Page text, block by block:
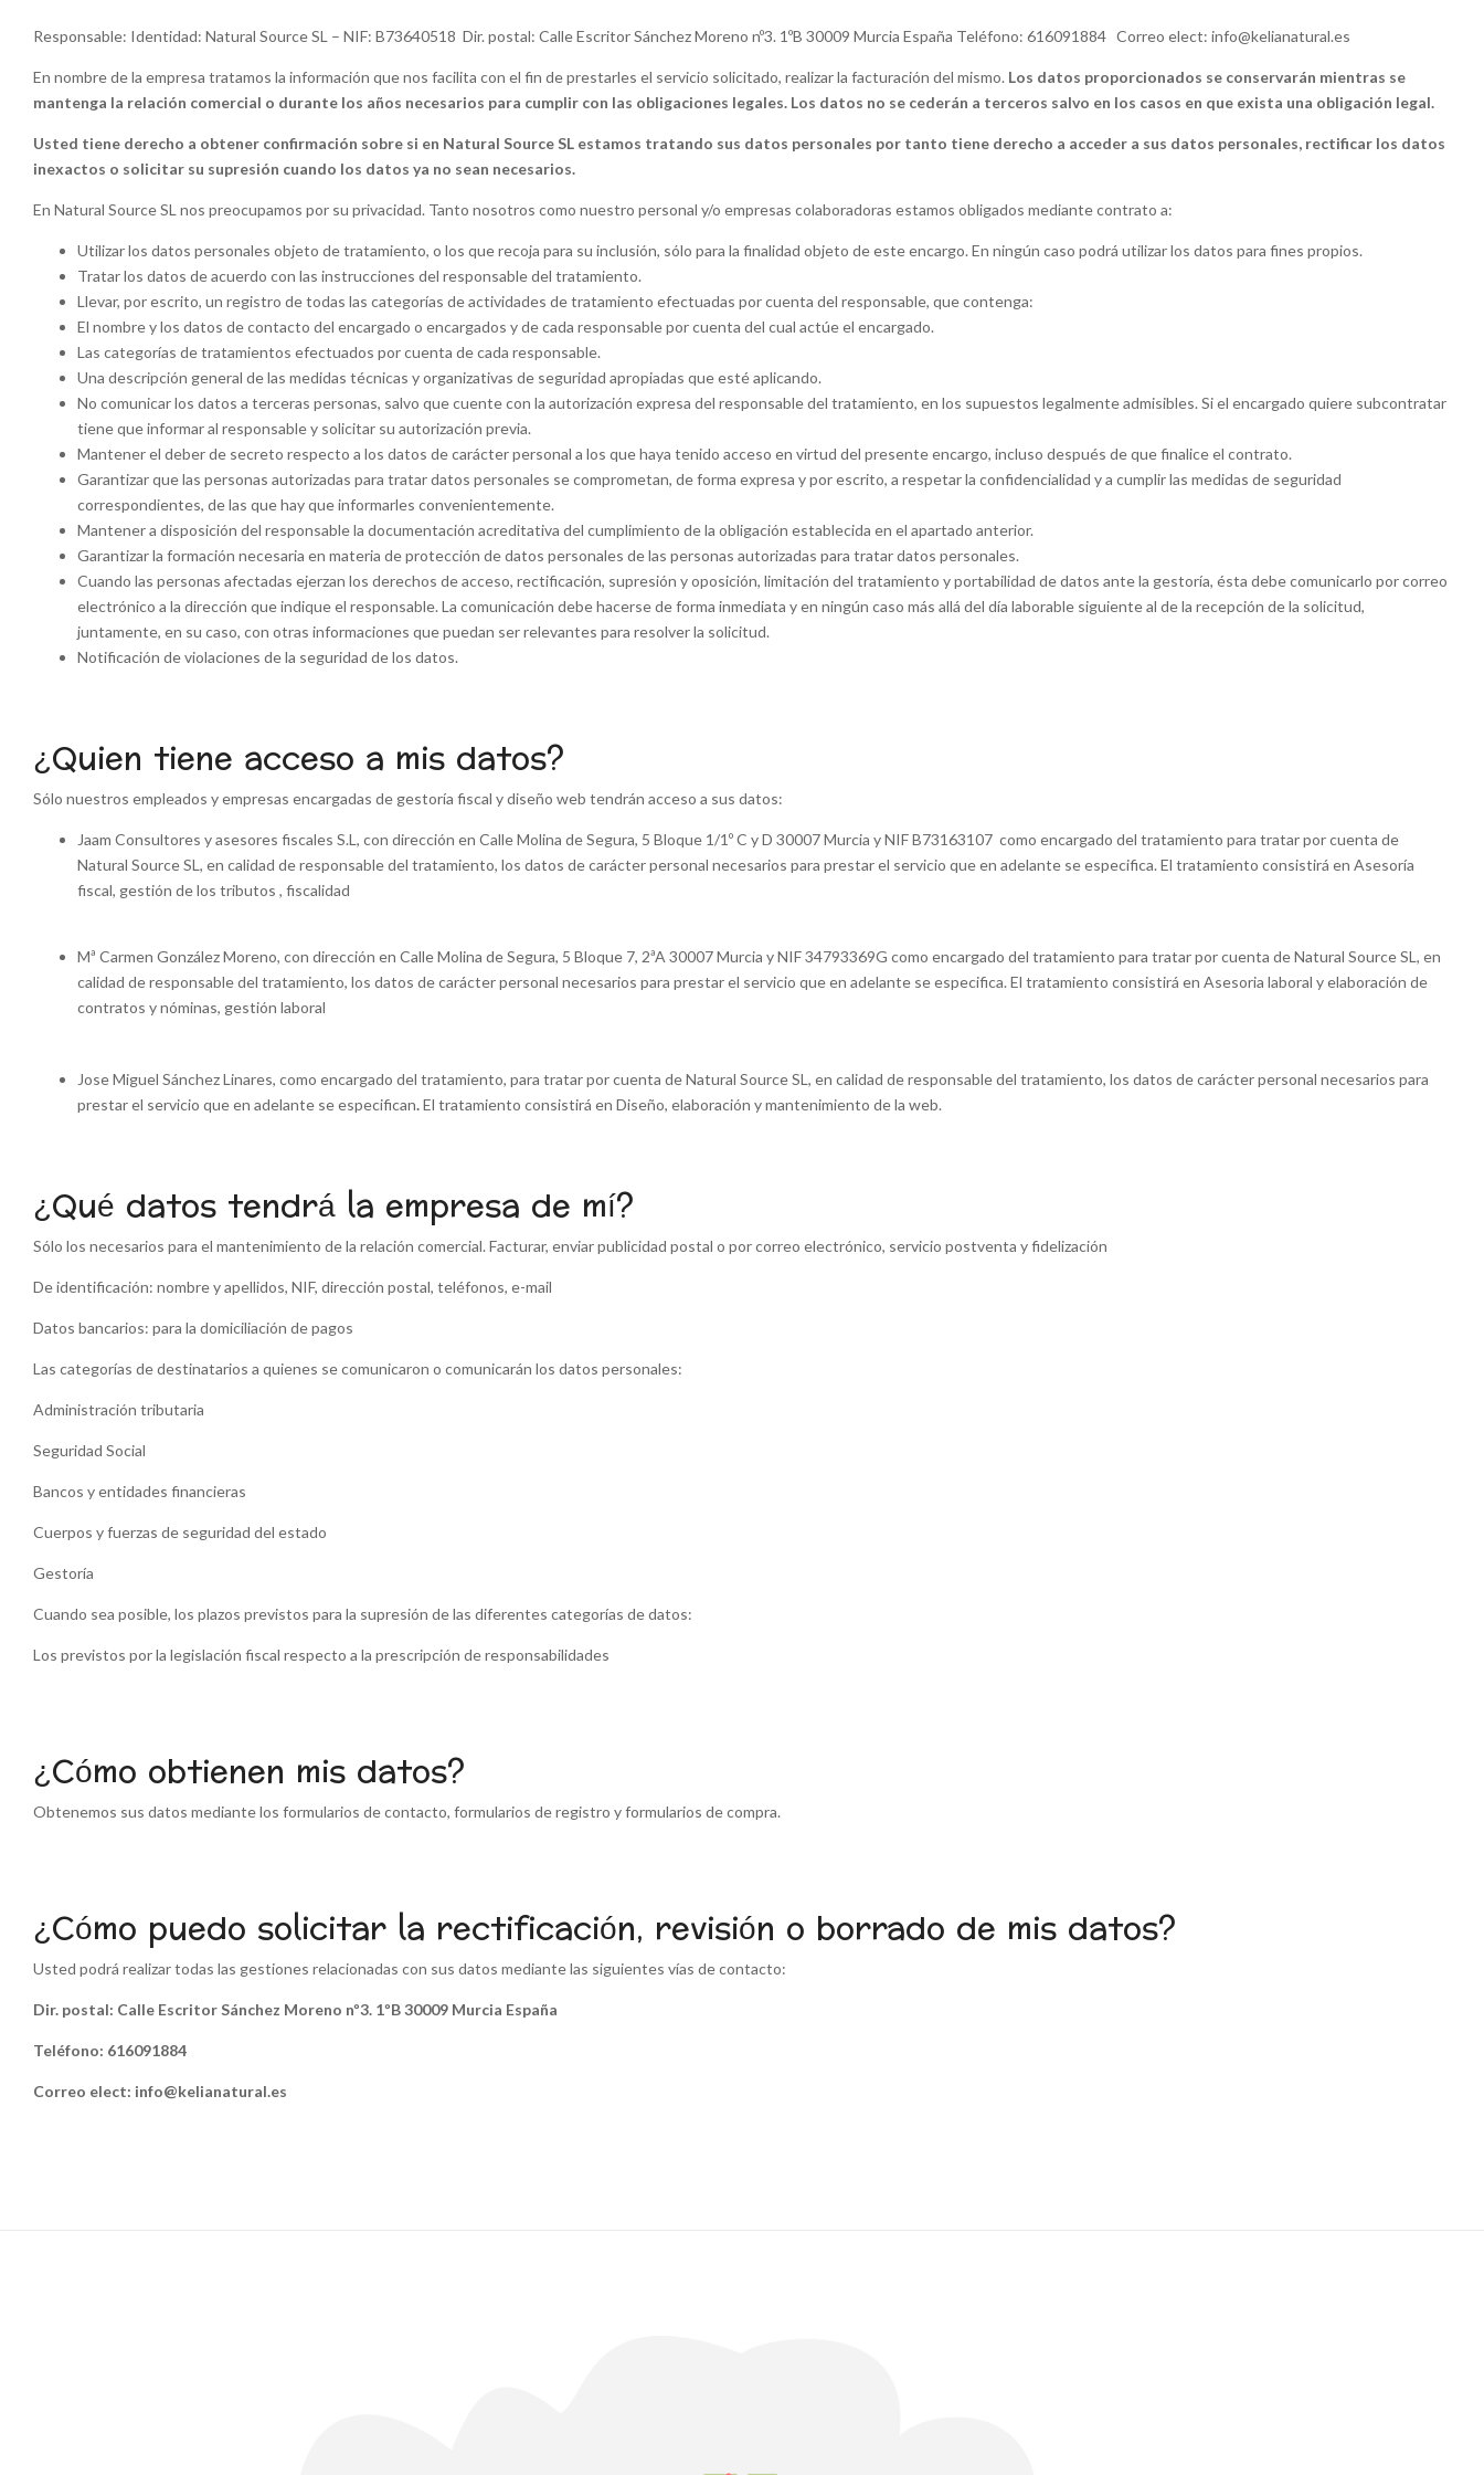
Responsable: Identidad: Natural Source SL – NIF: B73640518 Dir. postal: Calle Escritor Sánchez Moreno nº3. 1ºB 30009 Murcia España Teléfono: 616091884 Correo elect: info@kelianatural.es
En nombre de la empresa tratamos la información que nos facilita con el fin de prestarles el servicio solicitado, realizar la facturación del mismo. Los datos proporcionados se conservarán mientras se
mantenga la relación comercial o durante los años necesarios para cumplir con las obligaciones legales. Los datos no se cederán a terceros salvo en los casos en que exista una obligación legal.
Usted tiene derecho a obtener confirmación sobre si en Natural Source SL estamos tratando sus datos personales por tanto tiene derecho a acceder a sus datos personales, rectificar los datos
inexactos o solicitar su supresión cuando los datos ya no sean necesarios.
En Natural Source SL nos preocupamos por su privacidad. Tanto nosotros como nuestro personal y/o empresas colaboradoras estamos obligados mediante contrato a:
Utilizar los datos personales objeto de tratamiento, o los que recoja para su inclusión, sólo para la finalidad objeto de este encargo. En ningún caso podrá utilizar los datos para fines propios.
Tratar los datos de acuerdo con las instrucciones del responsable del tratamiento.
Llevar, por escrito, un registro de todas las categorías de actividades de tratamiento efectuadas por cuenta del responsable, que contenga:
El nombre y los datos de contacto del encargado o encargados y de cada responsable por cuenta del cual actúe el encargado.
Las categorías de tratamientos efectuados por cuenta de cada responsable.
Una descripción general de las medidas técnicas y organizativas de seguridad apropiadas que esté aplicando.
No comunicar los datos a terceras personas, salvo que cuente con la autorización expresa del responsable del tratamiento, en los supuestos legalmente admisibles. Si el encargado quiere subcontratar
tiene que informar al responsable y solicitar su autorización previa.
Mantener el deber de secreto respecto a los datos de carácter personal a los que haya tenido acceso en virtud del presente encargo, incluso después de que finalice el contrato.
Garantizar que las personas autorizadas para tratar datos personales se comprometan, de forma expresa y por escrito, a respetar la confidencialidad y a cumplir las medidas de seguridad
correspondientes, de las que hay que informarles convenientemente.
Mantener a disposición del responsable la documentación acreditativa del cumplimiento de la obligación establecida en el apartado anterior.
Garantizar la formación necesaria en materia de protección de datos personales de las personas autorizadas para tratar datos personales.
Cuando las personas afectadas ejerzan los derechos de acceso, rectificación, supresión y oposición, limitación del tratamiento y portabilidad de datos ante la gestoría, ésta debe comunicarlo por correo
electrónico a la dirección que indique el responsable. La comunicación debe hacerse de forma inmediata y en ningún caso más allá del día laborable siguiente al de la recepción de la solicitud,
juntamente, en su caso, con otras informaciones que puedan ser relevantes para resolver la solicitud.
Notificación de violaciones de la seguridad de los datos.
¿Quien tiene acceso a mis datos?
Sólo nuestros empleados y empresas encargadas de gestoría fiscal y diseño web tendrán acceso a sus datos:
Jaam Consultores y asesores fiscales S.L, con dirección en Calle Molina de Segura, 5 Bloque 1/1º C y D 30007 Murcia y NIF B73163107 como encargado del tratamiento para tratar por cuenta de
Natural Source SL, en calidad de responsable del tratamiento, los datos de carácter personal necesarios para prestar el servicio que en adelante se especifica. El tratamiento consistirá en Asesoría
fiscal, gestión de los tributos , fiscalidad
Mª Carmen González Moreno, con dirección en Calle Molina de Segura, 5 Bloque 7, 2ªA 30007 Murcia y NIF 34793369G como encargado del tratamiento para tratar por cuenta de Natural Source SL, en
calidad de responsable del tratamiento, los datos de carácter personal necesarios para prestar el servicio que en adelante se especifica. El tratamiento consistirá en Asesoria laboral y elaboración de
contratos y nóminas, gestión laboral
Jose Miguel Sánchez Linares, como encargado del tratamiento, para tratar por cuenta de Natural Source SL, en calidad de responsable del tratamiento, los datos de carácter personal necesarios para
prestar el servicio que en adelante se especifican.El tratamiento consistirá en Diseño, elaboración y mantenimiento de la web.
¿Qué datos tendrá la empresa de mí?
Sólo los necesarios para el mantenimiento de la relación comercial. Facturar, enviar publicidad postal o por correo electrónico, servicio postventa y fidelización
De identificación: nombre y apellidos, NIF, dirección postal, teléfonos, e-mail
Datos bancarios: para la domiciliación de pagos
Las categorías de destinatarios a quienes se comunicaron o comunicarán los datos personales:
Administración tributaria
Seguridad Social
Bancos y entidades financieras
Cuerpos y fuerzas de seguridad del estado
Gestoría
Cuando sea posible, los plazos previstos para la supresión de las diferentes categorías de datos:
Los previstos por la legislación fiscal respecto a la prescripción de responsabilidades
¿Cómo obtienen mis datos?
Obtenemos sus datos mediante los formularios de contacto, formularios de registro y formularios de compra.
¿Cómo puedo solicitar la rectificación, revisión o borrado de mis datos?
Usted podrá realizar todas las gestiones relacionadas con sus datos mediante las siguientes vías de contacto:
Dir. postal: Calle Escritor Sánchez Moreno nº3. 1ºB 30009 Murcia España
Teléfono: 616091884
Correo elect: info@kelianatural.es